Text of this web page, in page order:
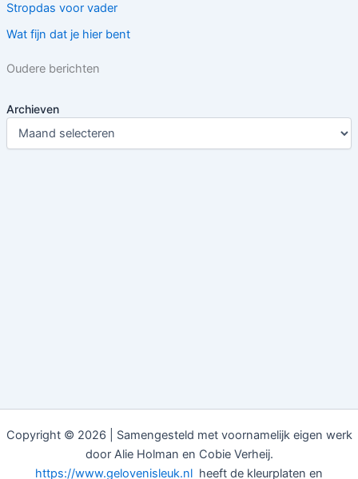
Stropdas voor vader
Wat fijn dat je hier bent
Oudere berichten
Archieven
Copyright © 2026 | Samengesteld met voornamelijk eigen werk
door Alie Holman en Cobie Verheij.
https://www.gelovenisleuk.nl heeft de kleurplaten en